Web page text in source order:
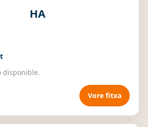
HA
disponible.
Vore fitxa